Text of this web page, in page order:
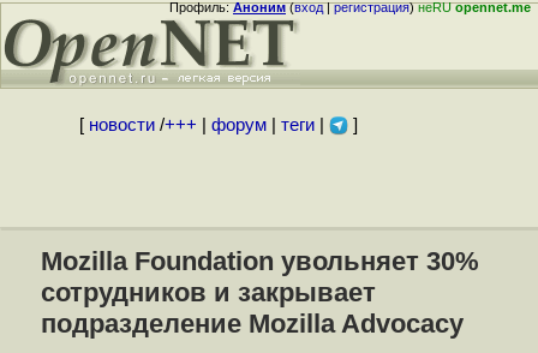
Профиль:Аноним(вход|регистрация)неRUopennet.me
[ новости/+++ форум| теги| ]
Mozilla Foundation увольняет 30%
сотрудников и закрывает
подразделение Mozilla Advocacy